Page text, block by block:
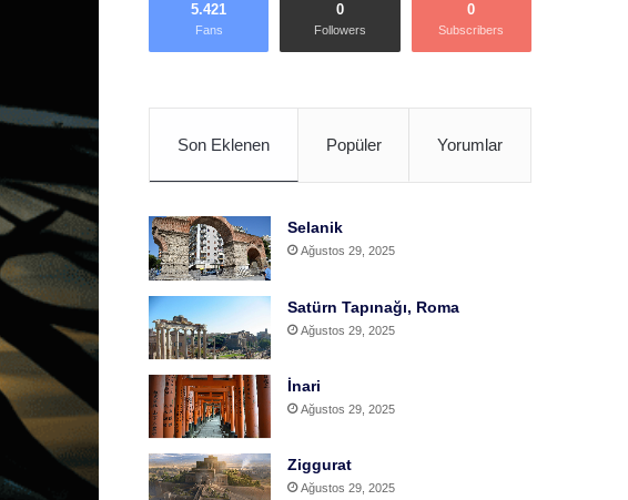
5.421
Fans
0
Followers
0
Subscribers
Son Eklenen Popüler Yorumlar
Selanik
Ağustos 29, 2025
Satürn Tapınağı, Roma
Ağustos 29, 2025
İnari
Ağustos 29, 2025
Ziggurat
Ağustos 29, 2025